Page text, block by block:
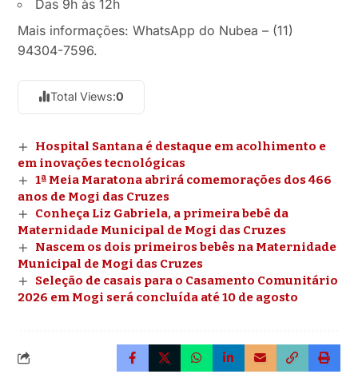
Das 9h às 12h
Mais informações: WhatsApp do Nubea – (11)
94304-7596.
Total Views:0
Hospital Santana é destaque em acolhimento e
em inovações tecnológicas
1ª Meia Maratona abrirá comemorações dos 466
anos de Mogi das Cruzes
Conheça Liz Gabriela, a primeira bebê da
Maternidade Municipal de Mogi das Cruzes
Nascem os dois primeiros bebês na Maternidade
Municipal de Mogi das Cruzes
Seleção de casais para o Casamento Comunitário
2026 em Mogi será concluída até 10 de agosto